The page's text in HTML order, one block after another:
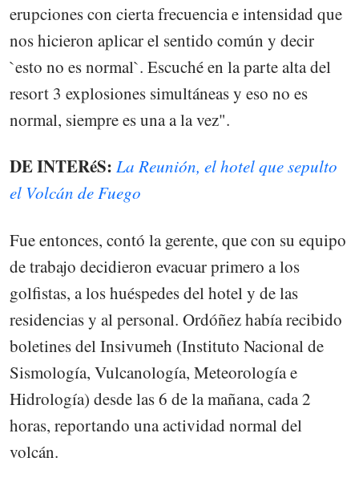
erupciones con cierta frecuencia e intensidad que
nos hicieron aplicar el sentido común y decir
`esto no es normal`. Escuché en la parte alta del
resort 3 explosiones simultáneas y eso no es
normal, siempre es una a la vez".
DE INTERéS: La Reunión, el hotel que sepulto
el Volcán de Fuego
Fue entonces, contó la gerente, que con su equipo
de trabajo decidieron evacuar primero a los
golfistas, a los huéspedes del hotel y de las
residencias y al personal. Ordóñez había recibido
boletines del Insivumeh (Instituto Nacional de
Sismología, Vulcanología, Meteorología e
Hidrología) desde las 6 de la mañana, cada 2
horas, reportando una actividad normal del
volcán.